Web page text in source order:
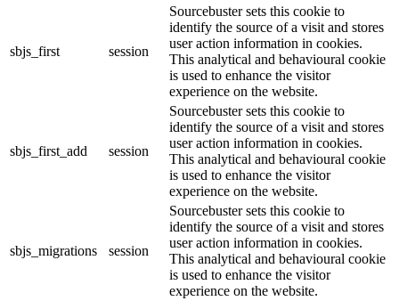
sbjs_first session
Sourcebuster sets this cookie to
identify the source of a visit and stores
user action information in cookies.
This analytical and behavioural cookie
is used to enhance the visitor
experience on the website.
sbjs_first_add session
Sourcebuster sets this cookie to
identify the source of a visit and stores
user action information in cookies.
This analytical and behavioural cookie
is used to enhance the visitor
experience on the website.
sbjs_migrations session
Sourcebuster sets this cookie to
identify the source of a visit and stores
user action information in cookies.
This analytical and behavioural cookie
is used to enhance the visitor
experience on the website.